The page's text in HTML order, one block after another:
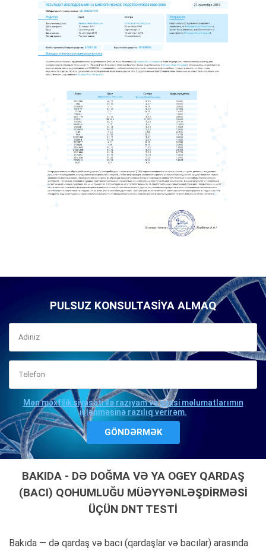
PULSUZ KONSULTASIYA ALMAQ
Mən məxfilik siyasəti ilə razıyam və şəxsi məlumatlarımın
işlənməsinə razılıq verirəm.
BAKIDA - DƏ DOĞMA VƏ YA OGEY QARDAŞ
(BACI) QOHUMLUĞU MÜƏYYƏNLƏŞDIRMƏSI
ÜÇÜN DNT TESTI
Bakıda — də qardaş və bacı (qardaşlar və bacılar) arasında